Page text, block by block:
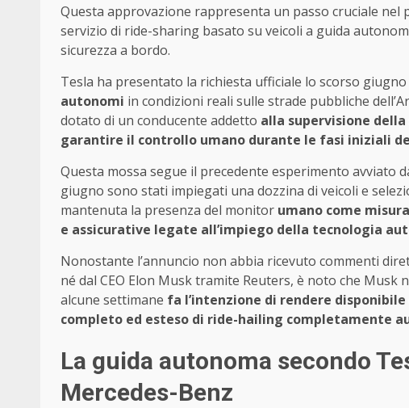
Questa approvazione rappresenta un passo cruciale nel
servizio di ride-sharing basato su veicoli a guida
sicurezza a bordo.
Tesla ha presentato la richiesta ufficiale lo scorso
autonomi in condizioni reali sulle strade pubbliche
dotato di un conducente addetto alla supervisione
garantire il controllo umano durante le fasi iniziali
Questa mossa segue il precedente esperimento avviato
giugno sono stati impiegati una dozzina di veicoli e
mantenuta la presenza del monitor umano come
e assicurative legate all’impiego della tecnologia
Nonostante l’annuncio non abbia ricevuto commenti
né dal CEO Elon Musk tramite Reuters, è noto che
alcune settimane fa l’intenzione di rendere
completo ed esteso di ride-hailing completamente
La guida autonoma secondo
Mercedes-Benz